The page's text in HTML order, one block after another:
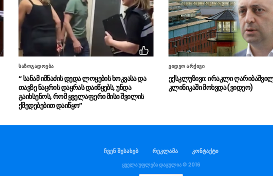
საზოგადოება
“ სანამ იმნაძის დედა ლოყების ხოკვასა და
თავზე ნაცრის დაყრას დაიწყებს, უნდა
გაიხსენოს, რომ ყველაფერი მისი შვილის
ქმედებებით დაიწყო”
ვიდეო არქივი
ექსკლუზივი: ირაკლი
კლინიკაში მოხვდა (ვიდეო)
ჩვენ შესახებ რეკლამა კონტაქტი
ყველა უფლება დაცულია © 2016